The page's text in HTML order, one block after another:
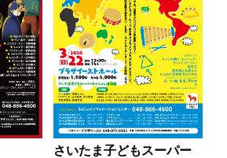
さいたま子どもスーパー